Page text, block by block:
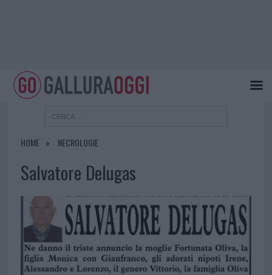
HOME NECROLOGIE
Salvatore Delugas